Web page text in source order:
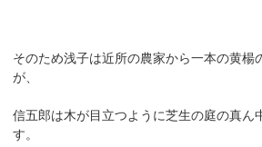
そのため浅子は近所の農家から一本の黄楊
が、
信五郎は木が目立つように芝生の庭の真ん
す。